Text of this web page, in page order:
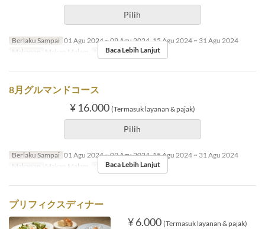
Pilih
Berlaku Sampai 01 Agu 2024 ~ 09 Agu 2024, 15 Agu 2024 ~ 31 Agu 2024
Makanan
Makan Malam Limit Pemesanan 1 ~ 4
Baca Lebih Lanjut
8月グルマンドコース
¥ 16.000 (Termasuk layanan & pajak)
Pilih
Berlaku Sampai 01 Agu 2024 ~ 09 Agu 2024, 15 Agu 2024 ~ 31 Agu 2024
Makanan
Makan Malam Limit Pemesanan 1 ~ 4
Baca Lebih Lanjut
プリフィクスディナー
¥ 6.000 (Termasuk layanan & pajak)